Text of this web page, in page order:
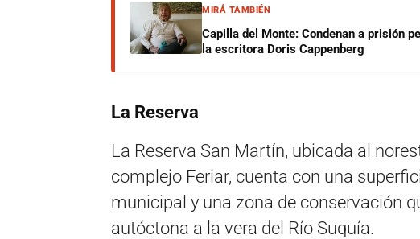
MIRÁ TAMBIÉN
Capilla del Monte: Condenan a prisión
la escritora Doris Cappenberg
La Reserva
La Reserva San Martín, ubicada al
complejo Feriar, cuenta con una
municipal y una zona de conservación
autóctona a la vera del Río Suquía.